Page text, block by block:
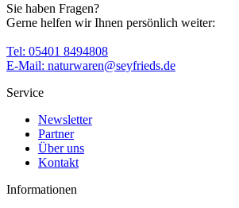
Sie haben Fragen?
Gerne helfen wir Ihnen persönlich weiter:
Tel: 05401 8494808
E-Mail: naturwaren@seyfrieds.de
Service
Newsletter
Partner
Über uns
Kontakt
Informationen